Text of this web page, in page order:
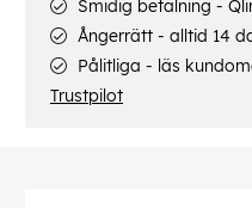
Smidig betalning -
Ångerrätt - alltid 14
Pålitliga - läs
Trustpilot